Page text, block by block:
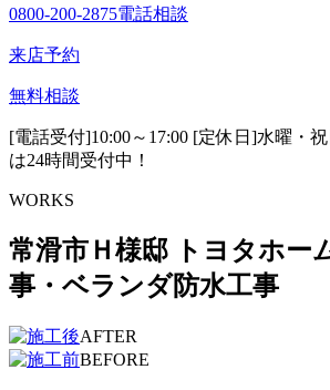
0800-200-2875電話相談
来店予約
無料相談
[電話受付]10:00～17:00 [定休日]水曜・
は24時間受付中！
WORKS
常滑市Ｈ様邸 トヨタホー
事・ベランダ防水工事
AFTER
BEFORE